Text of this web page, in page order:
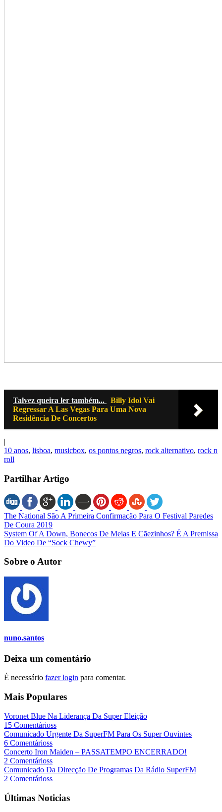
Talvez queira ler também...
Billy Idol Vai
Regressar A Las Vegas Para Uma Nova
Residência De Concertos
|
10 anos, lisboa, musicbox, os pontos negros, rock alternativo, rock n
roll
Partilhar Artigo
The National São A Primeira Confirmação Para O Festival Paredes
De Coura 2019
System Of A Down, Bonecos De Meias E Cãezinhos? É A Premissa
Do Video De “Sock Chewy”
Sobre o Autor
nuno.santos
Deixa um comentário
É necessário fazer login para comentar.
Mais Populares
Voronet Blue Na Liderança Da Super Eleição
15 Comentárioss
Comunicado Urgente Da SuperFM Para Os Super Ouvintes
6 Comentárioss
Concerto Iron Maiden – PASSATEMPO ENCERRADO!
2 Comentárioss
Comunicado Da Direcção De Programas Da Rádio SuperFM
2 Comentárioss
Últimas Noticias